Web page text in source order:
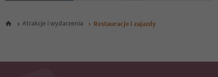
Atrakcje i wydarzenia Restauracje i zajazdy